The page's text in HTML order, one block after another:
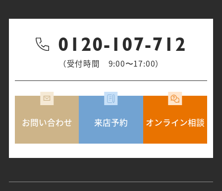
0120-107-712
（受付時間 9:00〜17:00）
お問い合わせ 来店予約 オンライン相談